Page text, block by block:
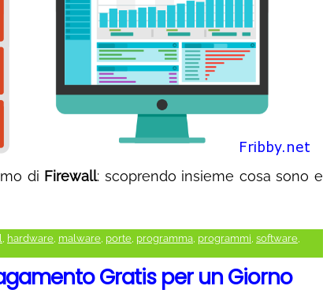
di Firewall: scoprendo insieme cosa sono e
, hardware, malware, porte, programma, programmi, software,
Gratis per un Giorno